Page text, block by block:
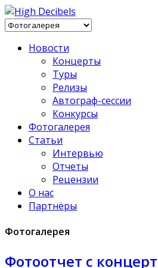
Новости
Концерты
Туры
Релизы
Автограф-сессии
Конкурсы
Фотогалерея
Статьи
Интервью
Отчеты
Рецензии
О нас
Партнёры
Фотогалерея
Фотоотчет с